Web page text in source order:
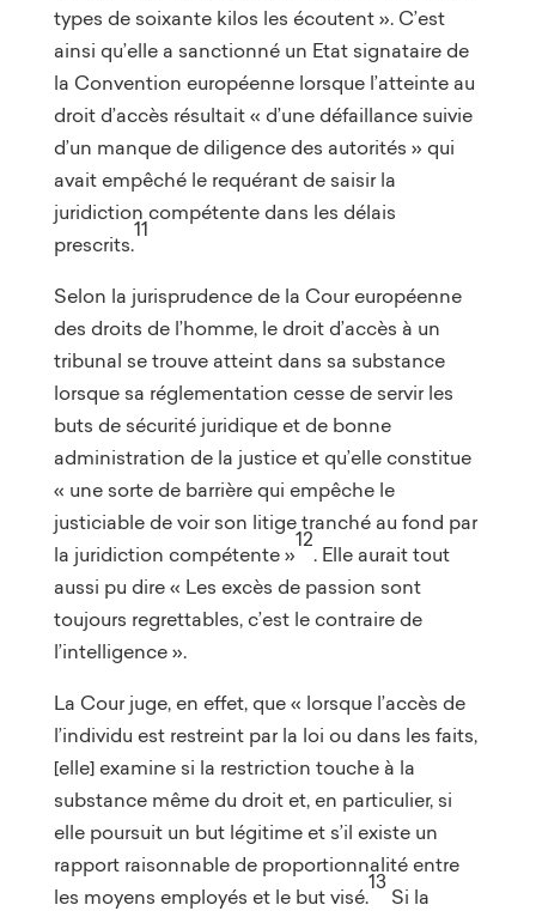
types de soixante kilos les écoutent ». C’est
ainsi qu’elle a sanctionné un Etat signataire de
la Convention européenne lorsque l’atteinte au
droit d’accès résultait « d’une défaillance suivie
d’un manque de diligence des autorités » qui
avait empêché le requérant de saisir la
juridiction compétente dans les délais
prescrits.
11
Selon la jurisprudence de la Cour européenne
des droits de l’homme, le droit d’accès à un
tribunal se trouve atteint dans sa substance
lorsque sa réglementation cesse de servir les
buts de sécurité juridique et de bonne
administration de la justice et qu’elle constitue
« une sorte de barrière qui empêche le
justiciable de voir son litige tranché au fond par
la juridiction compétente »
12
. Elle aurait tout
aussi pu dire « Les excès de passion sont
toujours regrettables, c’est le contraire de
l’intelligence ».
La Cour juge, en effet, que « lorsque l’accès de
l’individu est restreint par la loi ou dans les faits,
[elle] examine si la restriction touche à la
substance même du droit et, en particulier, si
elle poursuit un but légitime et s’il existe un
rapport raisonnable de proportionnalité entre
les moyens employés et le but visé.
13
Si la